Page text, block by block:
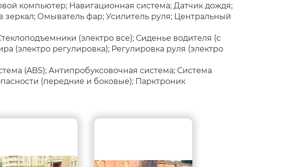
компьютер; Навигационная система; Датчик дождя;
зеркал; Омыватель фар; Усилитель руля; Центральный
(электро все); Сиденье водителя (с
(электро регулировка); Регулировка руля (электро
(ABS); Антипробуксовочная система; Система
(передние и боковые); Парктроник